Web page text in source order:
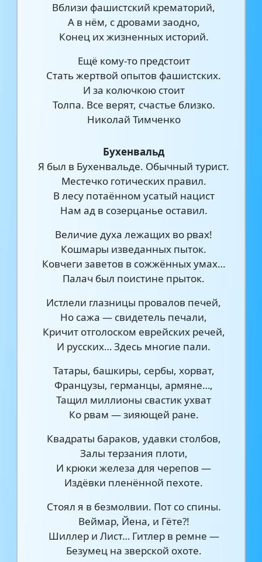
Вблизи фашистский крематорий,
А в нём, с дровами заодно,
Конец их жизненных историй.
Ещё кому-то предстоит
Стать жертвой опытов фашистских.
И за колючкою стоит
Толпа. Все верят, счастье близко.
Николай Тимченко
Бухенвальд
Я был в Бухенвальде. Обычный турист.
Местечко готических правил.
В лесу потаённом усатый нацист
Нам ад в созерцанье оставил.
Величие духа лежащих во рвах!
Кошмары изведанных пыток.
Ковчеги заветов в сожжённых умах…
Палач был поистине прыток.
Истлели глазницы провалов печей,
Но сажа — свидетель печали,
Кричит отголоском еврейских речей,
И русских… Здесь многие пали.
Татары, башкиры, сербы, хорват,
Французы, германцы, армяне…,
Тащил миллионы свастик ухват
Ко рвам — зияющей ране.
Квадраты бараков, удавки столбов,
Залы терзания плоти,
И крюки железа для черепов —
Издёвки пленённой пехоте.
Стоял я в безмолвии. Пот со спины.
Веймар, Йена, и Гёте?!
Шиллер и Лист… Гитлер в ремне —
Безумец на зверской охоте.